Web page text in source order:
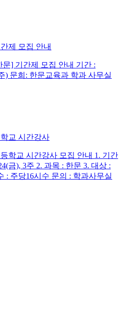
제 모집 안내
] 기간제 모집 안내 기간 :
) 문희: 한문교육과 학과 사무실
교 시간강사
학교 시간강사 모집 안내 1. 기간
금), 3주 2. 과목 : 한문 3. 대상 :
: 주당16시수 문의 : 학과사무실